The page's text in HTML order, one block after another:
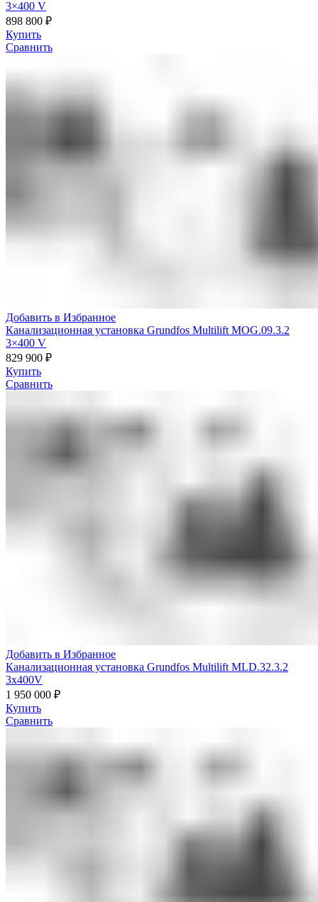
3×400 V
898 800 ₽
Купить
Сравнить
Добавить в Избранное
Канализационная установка Grundfos Multilift MOG.09.3.2
3×400 V
829 900 ₽
Купить
Сравнить
Добавить в Избранное
Канализационная установка Grundfos Multilift MLD.32.3.2
3x400V
1 950 000 ₽
Купить
Сравнить